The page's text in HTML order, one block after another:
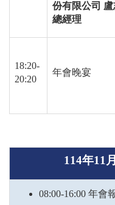
份有限公司 盧
總經理
18:20-
20:20
年會晚宴
114年11
08:00-16:00 年會